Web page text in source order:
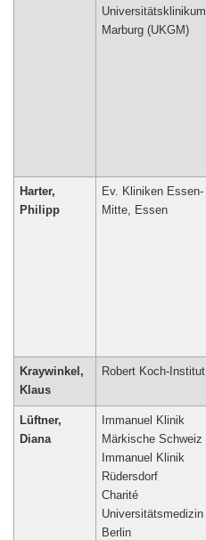
Universitätsklinikum
Marburg (UKGM)
Harter,
Philipp
Ev. Kliniken Essen-
Mitte, Essen
Kraywinkel,
Klaus
Robert Koch-Institut
Lüftner,
Diana
Immanuel Klinik
Märkische Schweiz
Immanuel Klinik
Rüdersdorf
Charité
Universitätsmedizin
Berlin